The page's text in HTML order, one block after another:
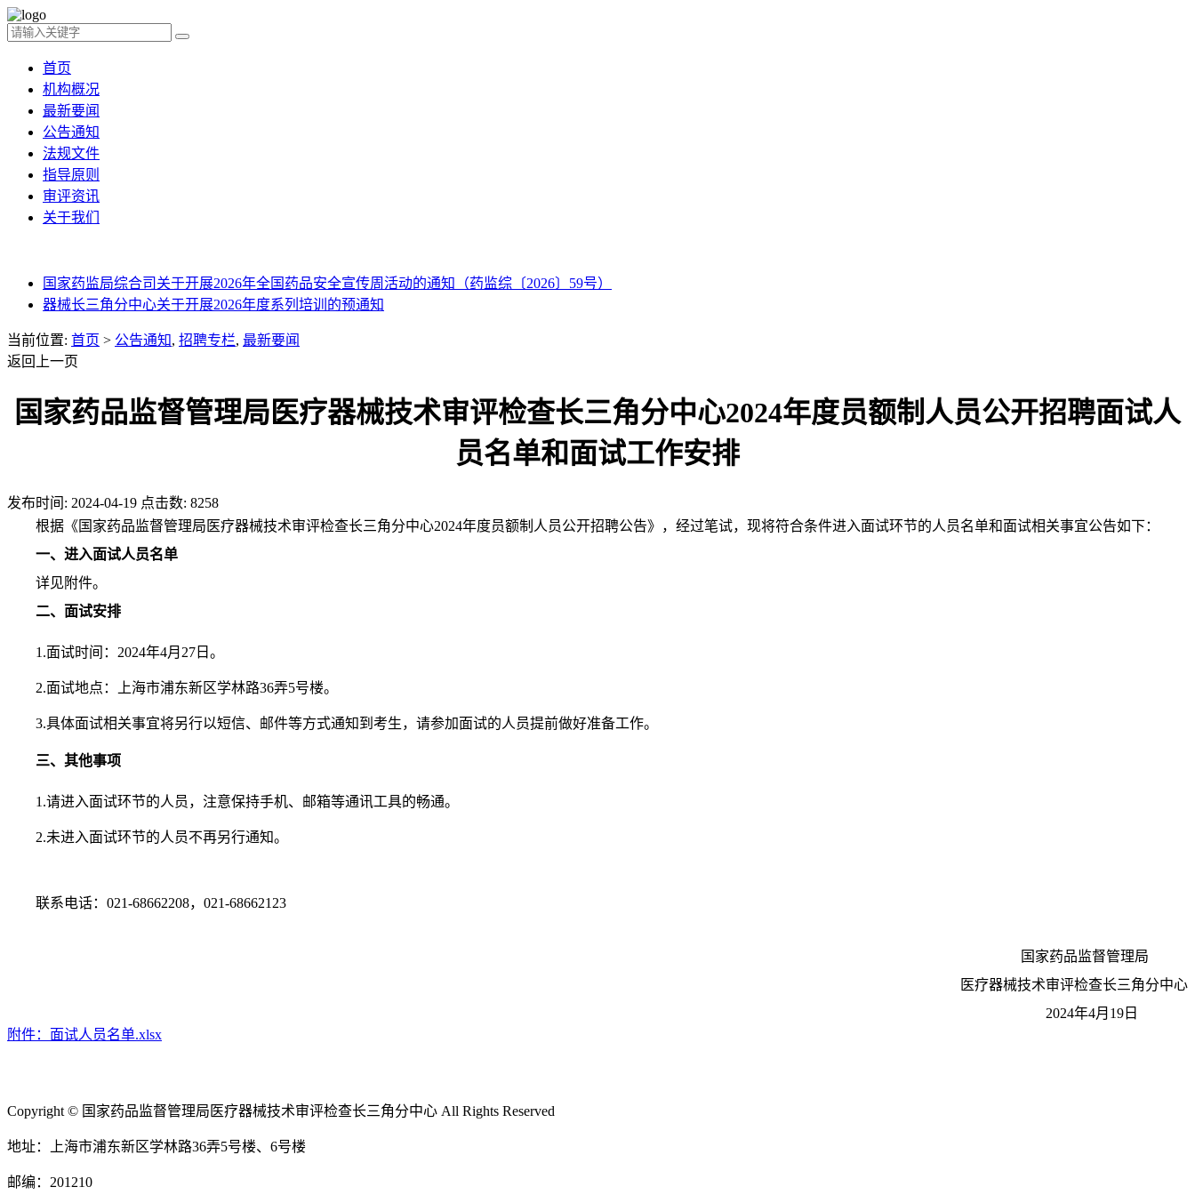
首页
机构概况
最新要闻
公告通知
法规文件
指导原则
审评资讯
关于我们
国家药监局综合司关于开展2026年全国药品安全宣传周活动的通知（药监综〔2026〕59号）
器械长三角分中心关于开展2026年度系列培训的预通知
当前位置: 首页 > 公告通知, 招聘专栏, 最新要闻
返回上一页
国家药品监督管理局医疗器械技术审评检查长三角分中心2024年度员额制人员公开招聘面试人
员名单和面试工作安排
发布时间: 2024-04-19 点击数: 8258
根据《国家药品监督管理局医疗器械技术审评检查长三角分中心2024年度员额制人员公开招聘公告》，经过笔试，现将符合条件进入面试环节的人员名单和面试相关事宜公告如下：
一、进入面试人员名单
详见附件。
二、面试安排
1.面试时间：2024年4月27日。
2.面试地点：上海市浦东新区学林路36弄5号楼。
3.具体面试相关事宜将另行以短信、邮件等方式通知到考生，请参加面试的人员提前做好准备工作。
三、其他事项
1.请进入面试环节的人员，注意保持手机、邮箱等通讯工具的畅通。
2.未进入面试环节的人员不再另行通知。
联系电话：021-68662208，021-68662123
国家药品监督管理局
医疗器械技术审评检查长三角分中心
2024年4月19日
附件：面试人员名单.xlsx
Copyright © 国家药品监督管理局医疗器械技术审评检查长三角分中心 All Rights Reserved
地址：上海市浦东新区学林路36弄5号楼、6号楼
邮编：201210